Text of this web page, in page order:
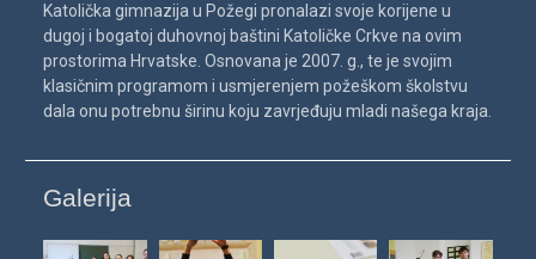
Katolička gimnazija u Požegi pronalazi svoje korijene u
dugoj i bogatoj duhovnoj baštini Katoličke Crkve na ovim
prostorima Hrvatske. Osnovana je 2007. g., te je svojim
klasičnim programom i usmjerenjem požeškom školstvu
dala onu potrebnu širinu koju zavrjeđuju mladi našega kraja.
Galerija